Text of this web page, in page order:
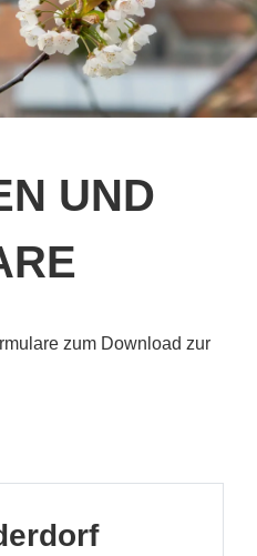
UND
zum Download zur